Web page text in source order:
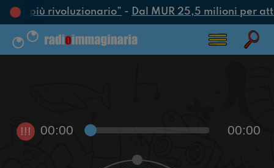
più rivoluzionario”- Dal MUR 25,5 milioni per
!!! 00:00 00:00